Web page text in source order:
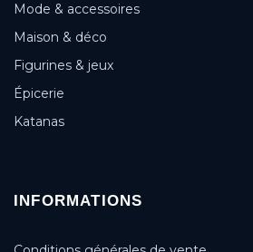
Mode & accessoires
Maison & déco
Figurines & jeux
Épicerie
Katanas
INFORMATIONS